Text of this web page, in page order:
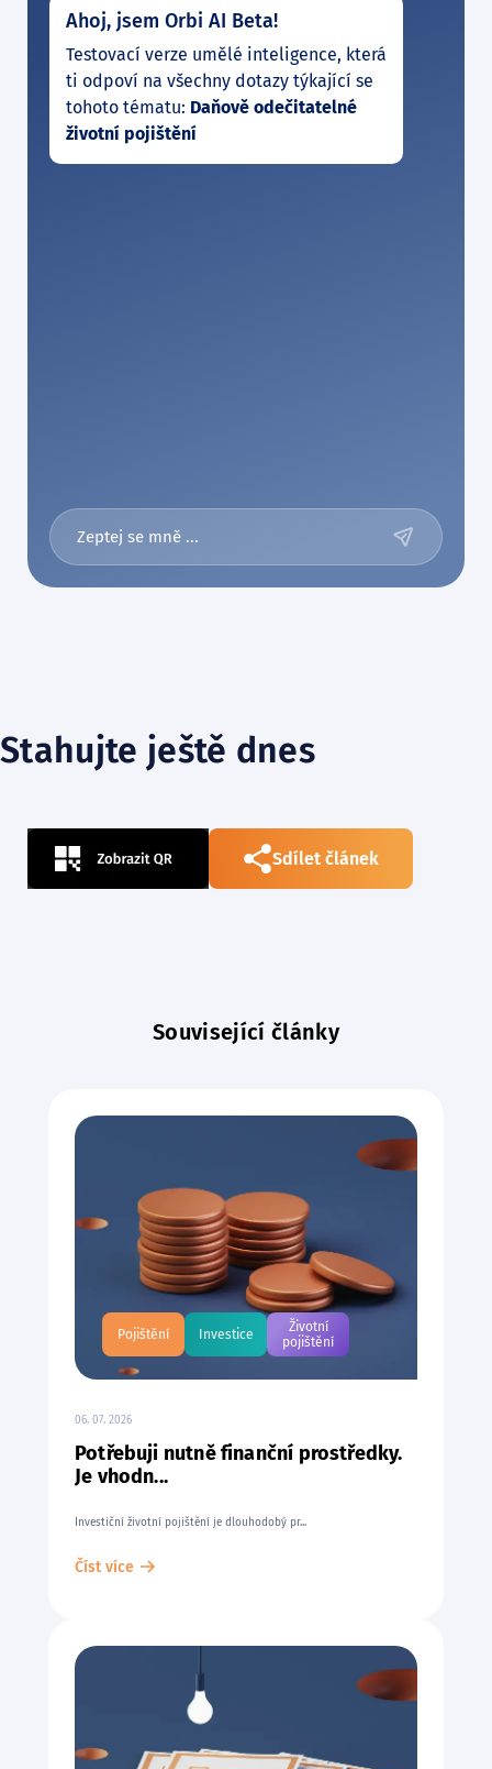
Ahoj, jsem Orbi AI Beta!
Testovací verze umělé inteligence, která
ti odpoví na všechny dotazy týkající se
tohoto tématu: Daňově odečitatelné
životní pojištění
Stahujte ještě dnes
Sdílet článek
Související články
Pojištění Investice
Životní
pojištění
06. 07. 2026
Potřebuji nutně finanční prostředky.
Je vhodn...
Investiční životní pojištění je dlouhodobý pr...
Číst více